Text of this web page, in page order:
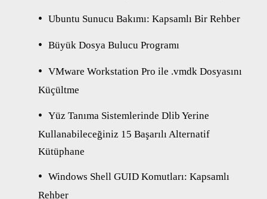
Ubuntu Sunucu Bakımı: Kapsamlı Bir Rehber
Büyük Dosya Bulucu Programı
VMware Workstation Pro ile .vmdk Dosyasını
Küçültme
Yüz Tanıma Sistemlerinde Dlib Yerine
Kullanabileceğiniz 15 Başarılı Alternatif
Kütüphane
Windows Shell GUID Komutları: Kapsamlı
Rehber